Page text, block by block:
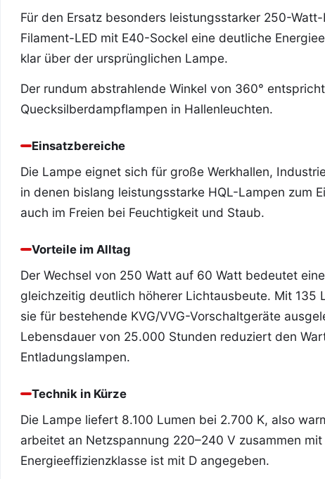
Für den Ersatz besonders leistungsstarker 250-
Filament-LED mit E40-Sockel eine deutliche
klar über der ursprünglichen Lampe.
Der rundum abstrahlende Winkel von 360°
Quecksilberdampflampen in Hallenleuchten.
Einsatzbereiche
Die Lampe eignet sich für große Werkhallen,
in denen bislang leistungsstarke HQL-Lampen zum
auch im Freien bei Feuchtigkeit und Staub.
Vorteile im Alltag
Der Wechsel von 250 Watt auf 60 Watt bedeutet
gleichzeitig deutlich höherer Lichtausbeute. Mit
sie für bestehende KVG/VVG-Vorschaltgeräte
Lebensdauer von 25.000 Stunden reduziert den
Entladungslampen.
Technik in Kürze
Die Lampe liefert 8.100 Lumen bei 2.700 K, also
arbeitet an Netzspannung 220–240 V zusammen
Energieeffizienzklasse ist mit D angegeben.